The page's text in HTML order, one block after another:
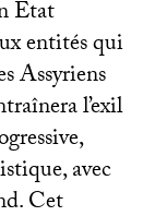
État
entités qui
Assyriens
l’exil
avec
Cet